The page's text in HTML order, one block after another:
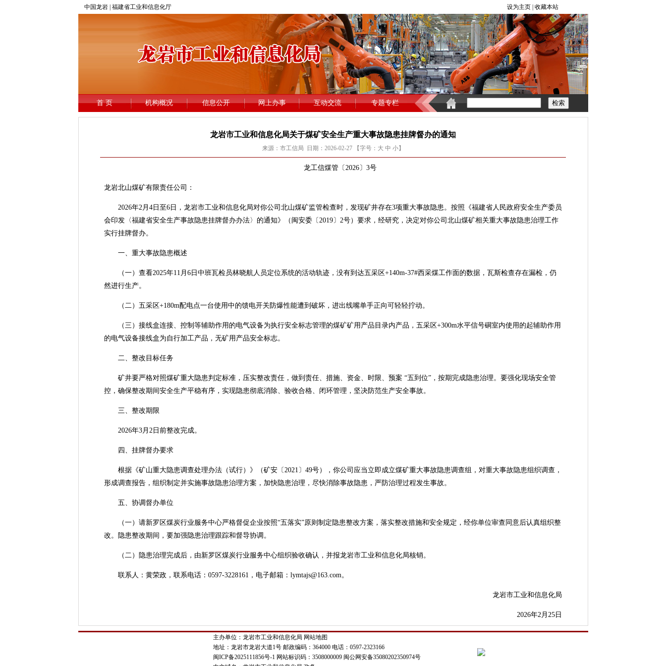
龙岩市工业和信息化局关于煤矿安全生产重大事故隐患挂牌督办的通知
来源：市工信局 日期：2026-02-27 【字号： 大 中 小】
龙工信煤管〔2026〕3号
龙岩北山煤矿有限责任公司：
2026年2月4日至6日，龙岩市工业和信息化局对你公司北山煤矿监管检查时，发现矿井存在3项重大事故隐患。按照《福建省人民政府安全生产委员
会印发〈福建省安全生产事故隐患挂牌督办办法〉的通知》（闽安委〔2019〕2号）要求，经研究，决定对你公司北山煤矿相关重大事故隐患治理工作
实行挂牌督办。
一、重大事故隐患概述
（一）查看2025年11月6日中班瓦检员林晓航人员定位系统的活动轨迹，没有到达五采区+140m-37#西采煤工作面的数据，瓦斯检查存在漏检，仍
然进行生产。
（二）五采区+180m配电点一台使用中的馈电开关防爆性能遭到破坏，进出线嘴单手正向可轻轻拧动。
（三）接线盒连接、控制等辅助作用的电气设备为执行安全标志管理的煤矿矿用产品目录内产品，五采区+300m水平信号硐室内使用的起辅助作用
的电气设备接线盒为自行加工产品，无矿用产品安全标志。
二、整改目标任务
矿井要严格对照煤矿重大隐患判定标准，压实整改责任，做到责任、措施、资金、时限、预案 “五到位”，按期完成隐患治理。要强化现场安全管
控，确保整改期间安全生产平稳有序，实现隐患彻底消除、验收合格、闭环管理，坚决防范生产安全事故。
三、整改期限
2026年3月2日前整改完成。
四、挂牌督办要求
根据《矿山重大隐患调查处理办法（试行）》（矿安〔2021〕49号），你公司应当立即成立煤矿重大事故隐患调查组，对重大事故隐患组织调查，
形成调查报告，组织制定并实施事故隐患治理方案，加快隐患治理，尽快消除事故隐患，严防治理过程发生事故。
五、协调督办单位
（一）请新罗区煤炭行业服务中心严格督促企业按照“五落实”原则制定隐患整改方案，落实整改措施和安全规定，经你单位审查同意后认真组织整
改。隐患整改期间，要加强隐患治理跟踪和督导协调。
（二）隐患治理完成后，由新罗区煤炭行业服务中心组织验收确认，并报龙岩市工业和信息化局核销。
联系人：黄荣政，联系电话：0597-3228161，电子邮箱：lymtajs@163.com。
龙岩市工业和信息化局
2026年2月25日